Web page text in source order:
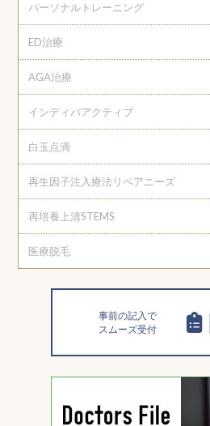
パーソナルトレーニング
ED治療
AGA治療
インディバアクティブ
白玉点滴
再生因子注入療法リペアニーズ
再培養上清STEMS
医療脱毛
事前の記入で
スムーズ受付